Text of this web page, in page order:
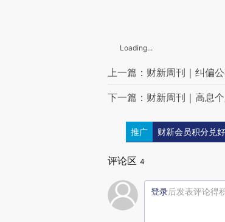
Loading...
上一篇：财新周刊｜纠偏
下一篇：财新周刊｜高息
推广 财新会员积分兑
评论区 4
登录后发表评论得